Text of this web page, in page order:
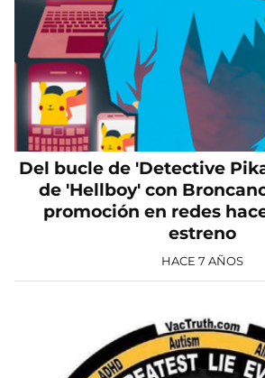
Del bucle de 'Detective
de 'Hellboy' con
promoción en redes
estreno
HACE 7 AÑOS